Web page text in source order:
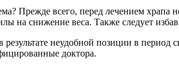
Прежде всего, перед лечением
на снижение веса. Также следует
результате неудобной позиции в
доктора.